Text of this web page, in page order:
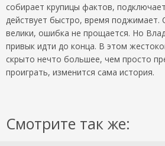
собирает крупицы фактов,
действует быстро, время поджимает.
велики, ошибка не прощается. Но
привык идти до конца. В этом
скрыто нечто большее, чем просто
проиграть, изменится сама история.
Смотрите так же: